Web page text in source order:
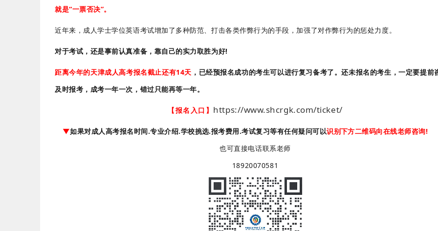
就是“一票否决”。
近年来，成人学士学位英语考试增加了多种防范、打击各类作弊行为的手段，加强了对作弊行为的惩处力度。
对于考试，还是事前认真准备，靠自己的实力取胜为好!
距离今年的天津成人高考报名截止还有14天 ，已经预报名成功的考生可以进行复习备考了。还未报名的考生，一定要提前
及时报考，成考一年一次，错过只能再等一年。
【报名入口】 https://www.shcrgk.com/ticket/
▼如果对成人高考报名时间.专业介绍.学校挑选.报考费用.考试复习等有任何疑问可以识别下方二维码向在线老师咨询!
也可直接电话联系老师
18920070581